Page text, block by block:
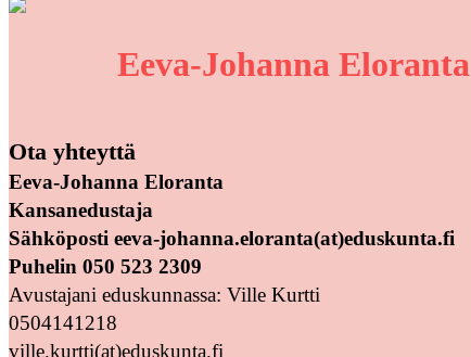
Eeva-Johanna Eloranta
Ota yhteyttä
Eeva-Johanna Eloranta
Kansanedustaja
Sähköposti eeva-johanna.eloranta(at)eduskunta.fi
Puhelin 050 523 2309
Avustajani eduskunnassa: Ville Kurtti
0504141218
ville.kurtti(at)eduskunta.fi